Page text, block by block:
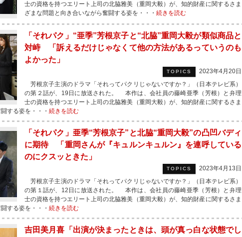
士の資格を持つエリート上司の北脇雅美（重岡大毅）が、知的財産に関するさま
ざまな問題と向き合いながら奮闘する姿を・・・ 続きを読む
「それパク」“亜季”芳根京子と“北脇”重岡大毅が類似商品と
対峙 「訴えるだけじゃなくて他の方法があるっていうのも
よかった」
TOPICS
2023年4月20日
芳根京子主演のドラマ「それってパクリじゃないですか？」（日本テレビ系）
の第２話が、19日に放送された。 本作は、会社員の藤崎亜季（芳根）と弁理
士の資格を持つエリート上司の北脇雅美（重岡大毅）が、知的財産に関するさま
する姿を・・・ 続きを読む
「それパク」亜季“芳根京子”と北脇“重岡大毅”の凸凹バディ
に期待 「重岡さんが『キュルンキュルン』を連呼している
のにクスッときた」
TOPICS
2023年4月13日
芳根京子主演のドラマ「それってパクリじゃないですか？」（日本テレビ系）
の第１話が、12日に放送された。 本作は、会社員の藤崎亜季（芳根）と弁理
士の資格を持つエリート上司の北脇雅美（重岡大毅）が、知的財産に関するさま
する姿を・・・ 続きを読む
吉田美月喜「出演が決まったときは、頭が真っ白な状態でし